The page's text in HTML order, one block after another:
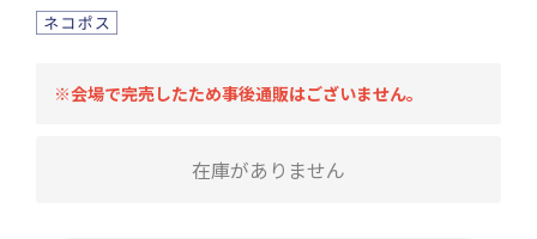
※会場で完売したため事後通販はございません。
在庫がありません